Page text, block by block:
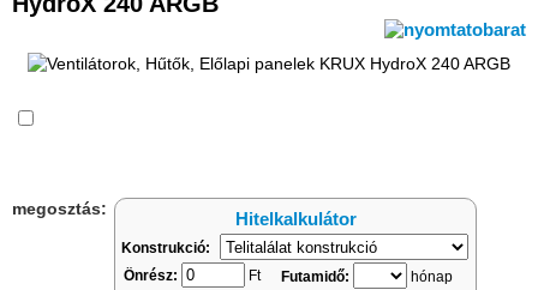
megosztás:
Hitelkalkulátor
Konstrukció:
Önrész:
Ft Futamidő:
hónap